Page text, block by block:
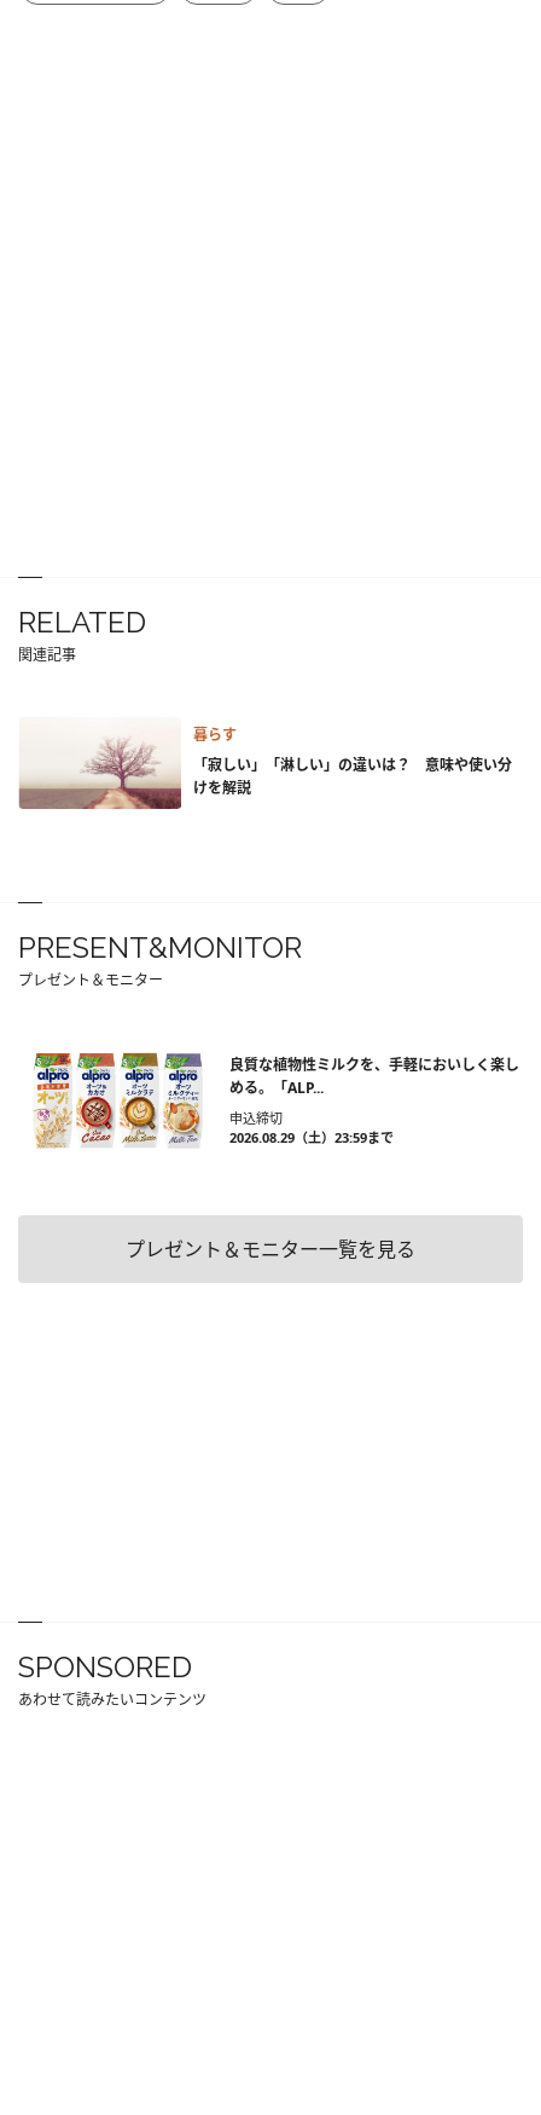
RELATED
関連記事
暮らす
「寂しい」「淋しい」の違いは？ 意味や使い分
けを解説
PRESENT&MONITOR
プレゼント＆モニター
良質な植物性ミルクを、手軽においしく楽し
める。「ALP...
申込締切
2026.08.29（土）23:59まで
プレゼント＆モニター一覧を見る
SPONSORED
あわせて読みたいコンテンツ